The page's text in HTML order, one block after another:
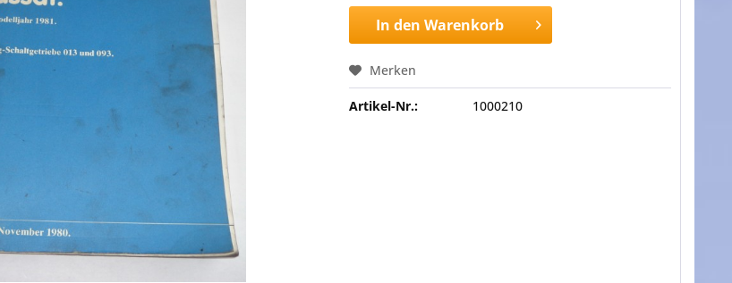
In den Warenkorb
Merken
Artikel-Nr.: 1000210